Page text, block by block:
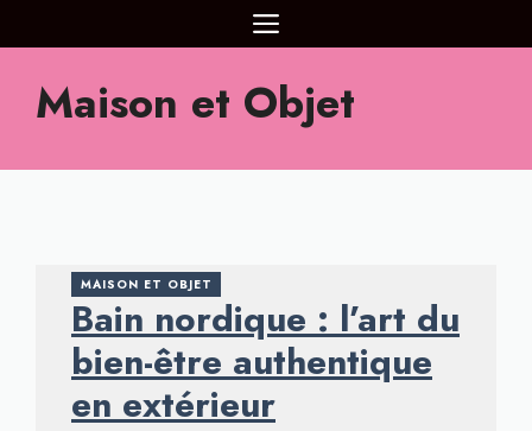
au
contenu
MENU
Maison et Objet
MAISON ET OBJET
Bain nordique : l’art du
bien-être authentique
en extérieur